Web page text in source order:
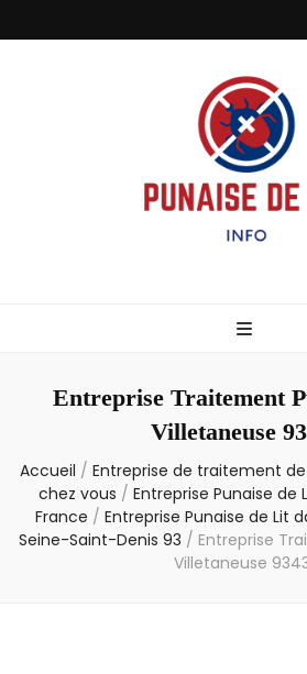
– Info
Entreprise Traitement
Villetaneuse
Accueil / Entreprise de traitement
chez vous / Entreprise Punaise
France / Entreprise Punaise de Lit
Seine-Saint-Denis 93 / Entreprise
Villetaneuse